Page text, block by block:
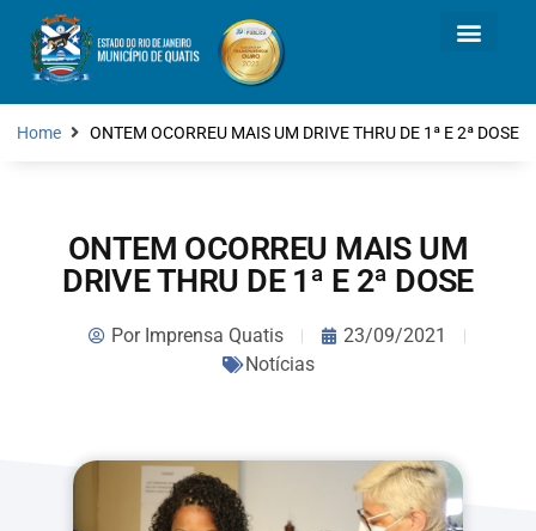
Home ONTEM OCORREU MAIS UM DRIVE THRU DE 1ª E 2ª DOSE
ONTEM OCORREU MAIS UM
DRIVE THRU DE 1ª E 2ª DOSE
PorImprensa Quatis
23/09/2021
Notícias